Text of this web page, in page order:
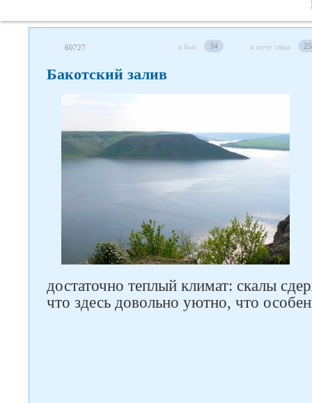
60727 я был 34 я хочу сюда 25
Бакотский залив
достаточно теплый климат: скалы
что здесь довольно уютно, что